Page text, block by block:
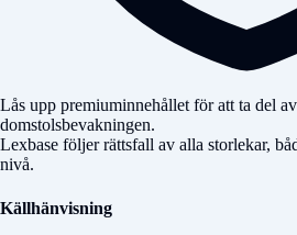
Lås upp premiuminnehållet för att ta del
domstolsbevakningen.
Lexbase följer rättsfall av alla storlekar,
nivå.
Källhänvisning